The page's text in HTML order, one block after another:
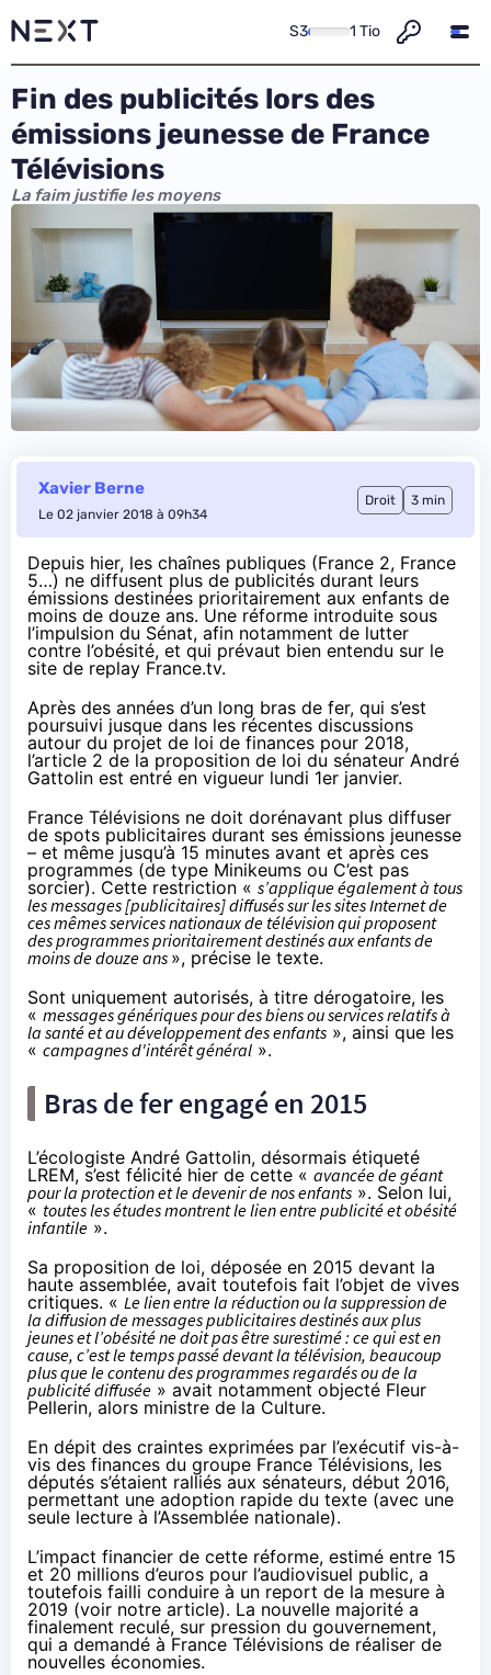
S3 1 Tio
Fin des publicités lors des
émissions jeunesse de France
Télévisions
La faim justifie les moyens
Xavier Berne
Le 02 janvier 2018 à 09h34
Droit 3 min
Depuis hier, les chaînes publiques (France 2, France
5…) ne diffusent plus de publicités durant leurs
émissions destinées prioritairement aux enfants de
moins de douze ans. Une réforme introduite sous
l’impulsion du Sénat, afin notamment de lutter
contre l’obésité, et qui prévaut bien entendu sur le
site de replay France.tv.
Après des années d’un long bras de fer, qui s’est
poursuivi jusque dans les récentes discussions
autour du projet de loi de finances pour 2018,
l’article 2 de la proposition de loi du sénateur André
Gattolin est entré en vigueur lundi 1er janvier.
France Télévisions ne doit dorénavant plus diffuser
de spots publicitaires durant ses émissions jeunesse
– et même jusqu’à 15 minutes avant et après ces
programmes (de type Minikeums ou C’est pas
sorcier). Cette restriction « s’applique également à tous
les messages [publicitaires] diffusés sur les sites Internet de
ces mêmes services nationaux de télévision qui proposent
des programmes prioritairement destinés aux enfants de
moins de douze ans », précise le texte.
Sont uniquement autorisés, à titre dérogatoire, les
« messages génériques pour des biens ou services relatifs à
la santé et au développement des enfants », ainsi que les
« campagnes d'intérêt général ».
Bras de fer engagé en 2015
L’écologiste André Gattolin, désormais étiqueté
LREM, s’est félicité hier de cette « avancée de géant
pour la protection et le devenir de nos enfants ». Selon lui,
« toutes les études montrent le lien entre publicité et obésité
infantile ».
Sa proposition de loi, déposée en 2015 devant la
haute assemblée, avait toutefois fait l’objet de vives
critiques. « Le lien entre la réduction ou la suppression de
la diffusion de messages publicitaires destinés aux plus
jeunes et l’obésité ne doit pas être surestimé : ce qui est en
cause, c’est le temps passé devantla télévision, beaucoup
plus que le contenu des programmes regardés ou de la
publicité diffusée » avait notamment objecté Fleur
Pellerin, alors ministre de la Culture.
En dépit des craintes exprimées par l’exécutif vis-à-
vis des finances du groupe France Télévisions, les
députés s’étaient ralliés aux sénateurs, début 2016,
permettant une adoption rapide du texte (avec une
seule lecture à l’Assemblée nationale).
L’impact financier de cette réforme, estimé entre 15
et 20 millions d’euros pour l’audiovisuel public, a
toutefois failli conduire à un report de la mesure à
2019 (voir notre article). La nouvelle majorité a
finalement reculé, sur pression du gouvernement,
qui a demandé à France Télévisions de réaliser de
nouvelles économies.